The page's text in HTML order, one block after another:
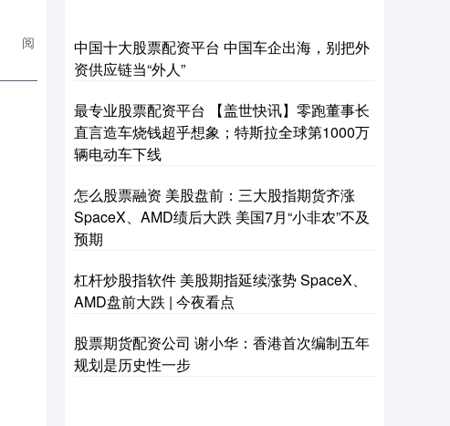
阅
中国十大股票配资平台 中国车企出海，别把外
资供应链当“外人”
最专业股票配资平台 【盖世快讯】零跑董事长
直言造车烧钱超乎想象；特斯拉全球第1000万
辆电动车下线
怎么股票融资 美股盘前：三大股指期货齐涨
SpaceX、AMD绩后大跌 美国7月“小非农”不及
预期
杠杆炒股指软件 美股期指延续涨势 SpaceX、
AMD盘前大跌 | 今夜看点
股票期货配资公司 谢小华：香港首次编制五年
规划是历史性一步